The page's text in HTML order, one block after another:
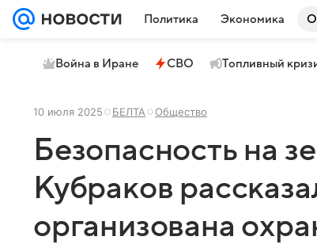
Политика Экономика
Война в Иране СВО Топливный
10 июля 2025 БЕЛТА Общество
Безопасность на
Кубраков
организована